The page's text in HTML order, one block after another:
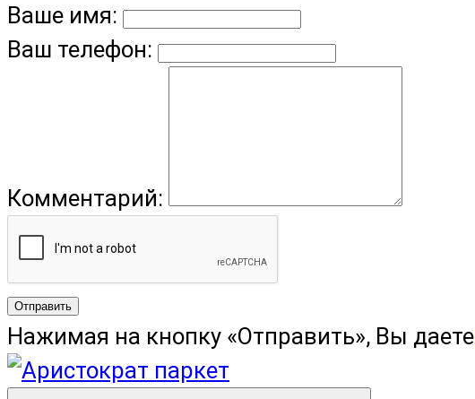
Ваше имя:
Ваш телефон:
Комментарий:
Отправить
Нажимая на кнопку «Отправить», Вы даете